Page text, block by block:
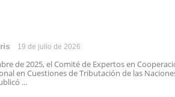
19 de julio de 2026
de 2025, el Comité de Expertos en
en Cuestiones de Tributación de las
...